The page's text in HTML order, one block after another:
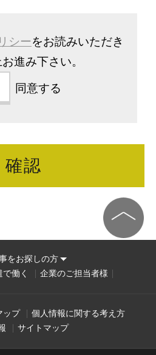
シーをお読みいただき
進み下さい。
同意する
をお探しの方
で働く 企業のご担当者様
ップ
個人情報に関する考え方
サイトマップ